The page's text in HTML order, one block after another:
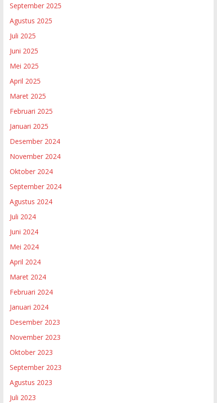
September 2025
Agustus 2025
Juli 2025
Juni 2025
Mei 2025
April 2025
Maret 2025
Februari 2025
Januari 2025
Desember 2024
November 2024
Oktober 2024
September 2024
Agustus 2024
Juli 2024
Juni 2024
Mei 2024
April 2024
Maret 2024
Februari 2024
Januari 2024
Desember 2023
November 2023
Oktober 2023
September 2023
Agustus 2023
Juli 2023